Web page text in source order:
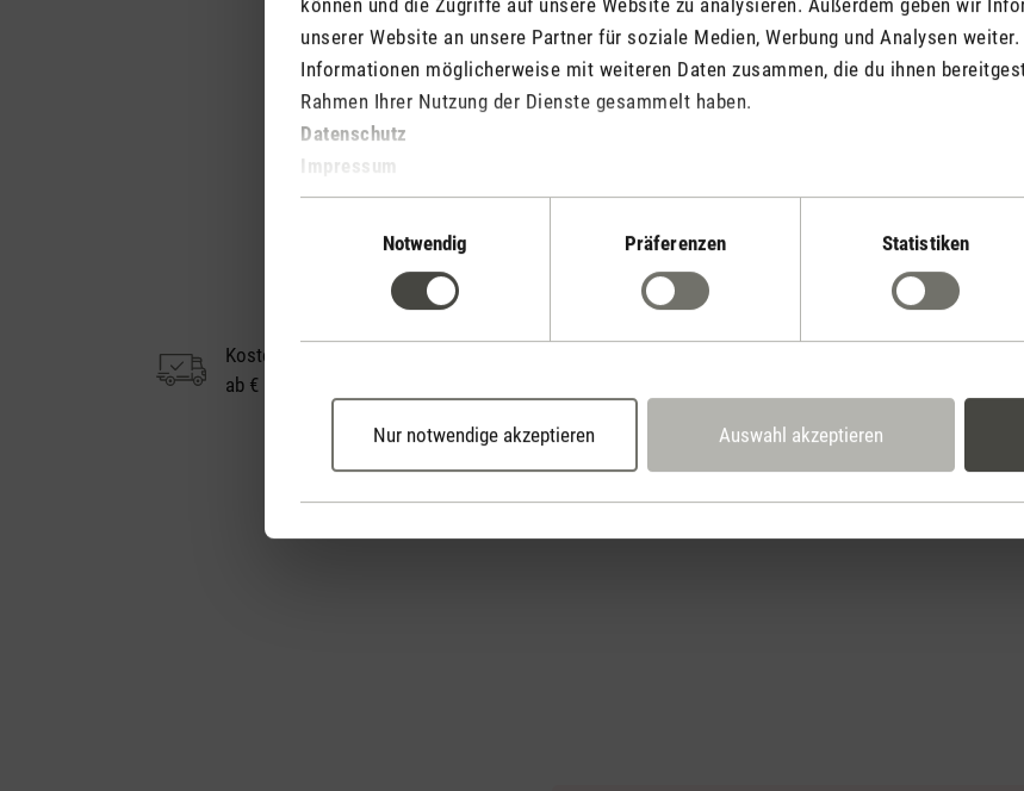
unserer Website an unsere Partner für soziale Medien, Werbung und Analysen
Informationen möglicherweise mit weiteren Daten zusammen, die du ihnen
Rahmen Ihrer Nutzung der Dienste gesammelt haben.
Datenschutz
Impressum
Notwendig
Präferenzen Statistiken
Nur notwendige akzeptieren Auswahl akzeptieren
Kostenloser Versand
ab € 50